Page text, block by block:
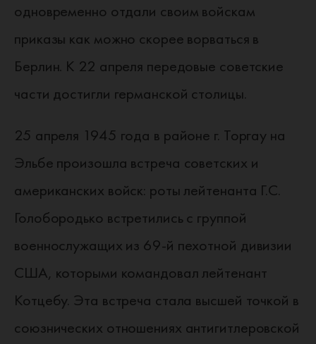
одновременно отдали своим войскам
приказы как можно скорее ворваться в
Берлин. К 22 апреля передовые советские
части достигли германской столицы.
25 апреля 1945 года в районе г. Торгау на
Эльбе произошла встреча советских и
американских войск: роты лейтенанта Г.С.
Голобородько встретились с группой
военнослужащих из 69-й пехотной дивизии
США, которыми командовал лейтенант
Котцебу. Эта встреча стала высшей точкой в
союзнических отношениях антигитлеровской